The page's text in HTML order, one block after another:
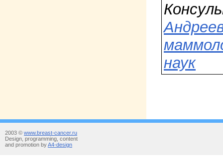
наук
2003 © www.breast-cancer.ru
Design, programming, content
and promotion byA4-design